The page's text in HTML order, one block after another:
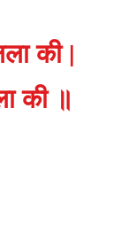
की |
की ॥